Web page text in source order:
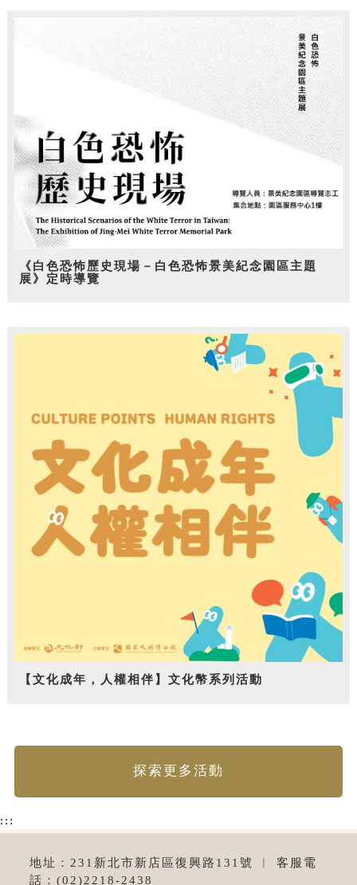
《白色恐怖歷史現場－白色恐怖景美紀念園區主題
展》定時導覽
【文化成年，人權相伴】文化幣系列活動
探索更多活動
:::
地址：231新北市新店區復興路131號 ︱ 客服電
話：(02)2218-2438